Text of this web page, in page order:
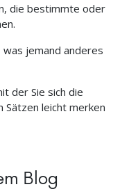
die bestimmte oder
jemand anderes
der Sie sich die
Sätzen leicht merken
Blog